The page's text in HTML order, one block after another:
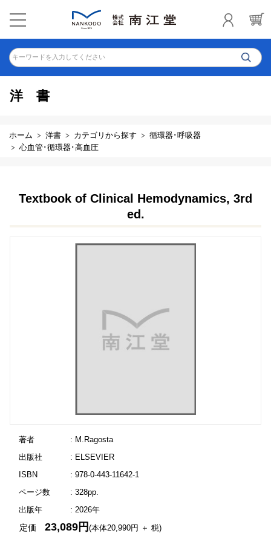
キーワードを入力してください
洋書
ホーム 洋書 カテゴリから探す
循環器･呼吸器
心血管･循環器･高血圧
Textbook of Clinical Hemodynamics, 3rd
ed.
著者
: M.Ragosta
出版社
: ELSEVIER
ISBN
: 978-0-443-11642-1
ページ数
: 328pp.
出版年
: 2026年
定価23,089円(本体20,990円 ＋ 税)